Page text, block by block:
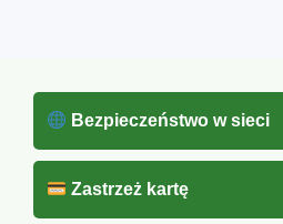
Bezpieczeństwo w sieci
Zastrzeż kartę